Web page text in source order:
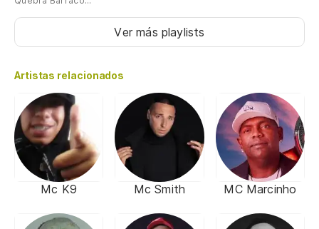
Ver más playlists
Artistas relacionados
Mc K9 Mc Smith MC Marcinho